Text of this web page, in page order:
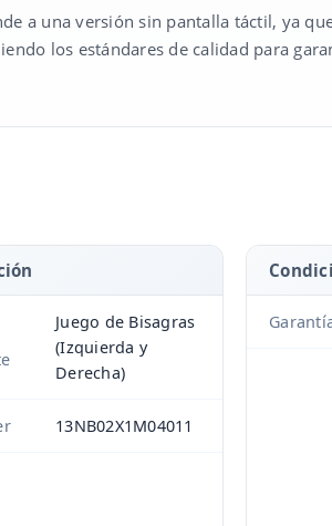
a una versión sin pantalla táctil, ya
los estándares de calidad para
Juego de Bisagras
(Izquierda y
Derecha)
13NB02X1M04011